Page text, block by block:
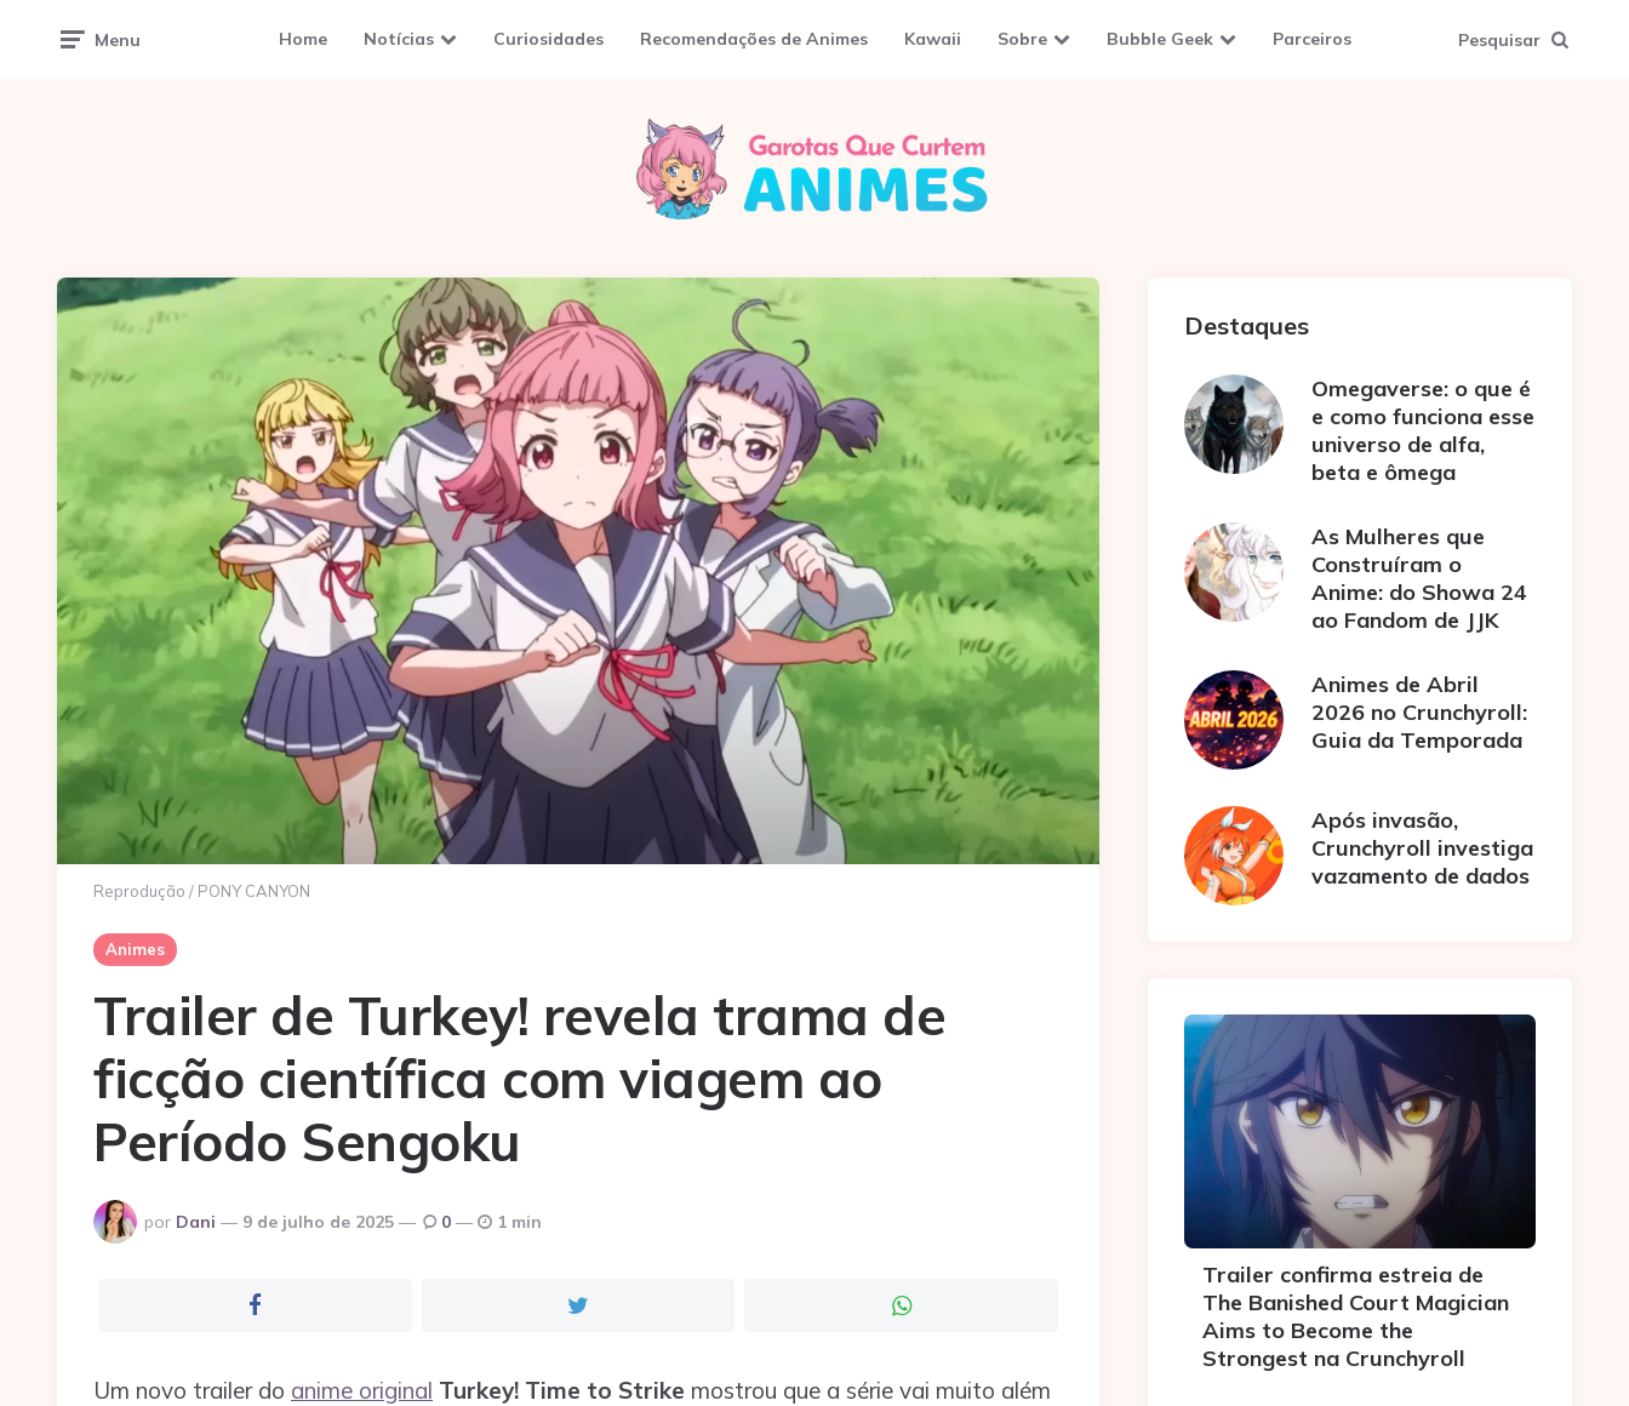
Menu Home Notícias Curiosidades Recomendações de Animes Kawaii Sobre Bubble Geek Parceiros Pesquisar
Reprodução / PONY CANYON
Animes
Trailer de Turkey! revela trama de
ficção científica com viagem ao
Período Sengoku
Postado
por
por Dani 9 de julho de 2025 0 1 min
Um novo trailer do anime original Turkey! Time to Strike mostrou que a série vai muito além
Destaques
Omegaverse: o que é
e como funciona esse
universo de alfa,
beta e ômega
As Mulheres que
Construíram o
Anime: do Showa 24
ao Fandom de JJK
Animes de Abril
2026 no Crunchyroll:
Guia da Temporada
Após invasão,
Crunchyroll investiga
vazamento de dados
Trailer confirma estreia de
The Banished Court Magician
Aims to Become the
Strongest na Crunchyroll